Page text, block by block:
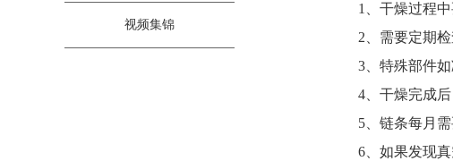
视频集锦
1、干燥过程中
2、需要定期检
3、特殊部件如
4、干燥完成后
5、链条每月需
6、如果发现真